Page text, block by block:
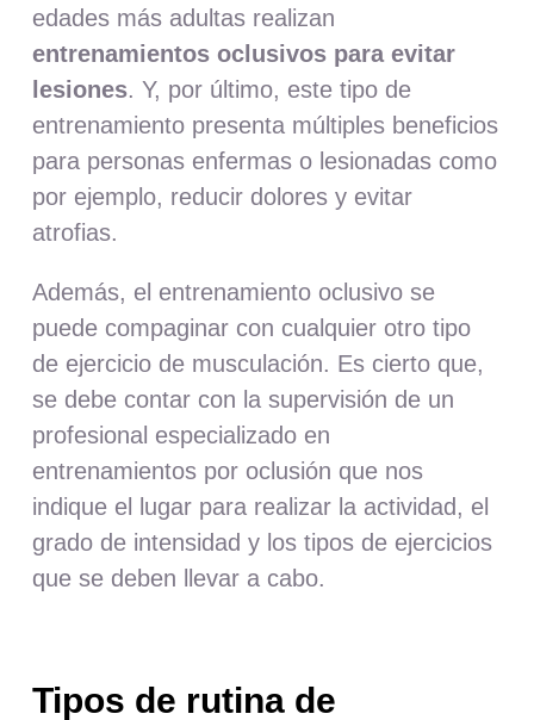
edades más adultas realizan
entrenamientos oclusivos para evitar
lesiones. Y, por último, este tipo de
entrenamiento presenta múltiples beneficios
para personas enfermas o lesionadas como
por ejemplo, reducir dolores y evitar
atrofias.
Además, el entrenamiento oclusivo se
puede compaginar con cualquier otro tipo
de ejercicio de musculación. Es cierto que,
se debe contar con la supervisión de un
profesional especializado en
entrenamientos por oclusión que nos
indique el lugar para realizar la actividad, el
grado de intensidad y los tipos de ejercicios
que se deben llevar a cabo.
Tipos de rutina de